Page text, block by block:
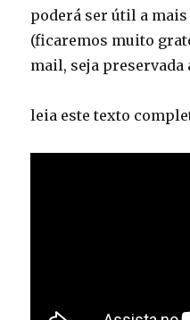
poderá ser útil a
(ficaremos muito
mail, seja preservada
leia este texto